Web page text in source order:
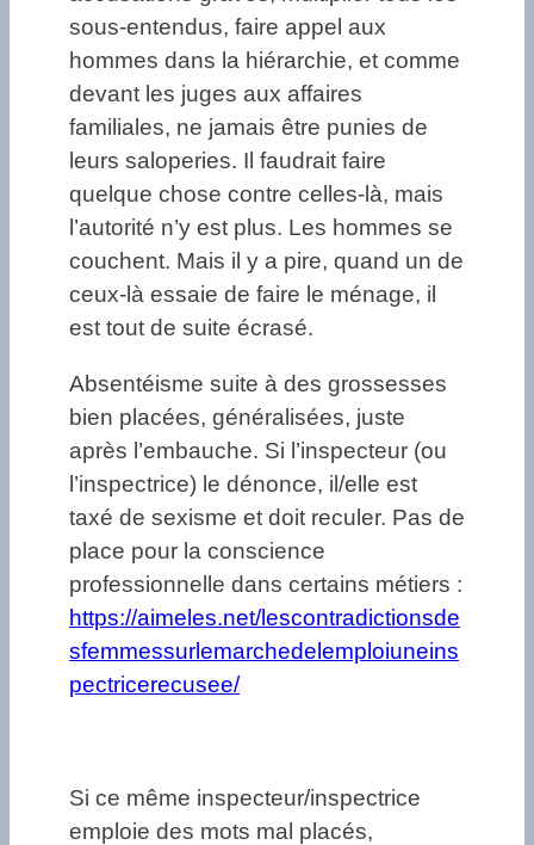
sous-entendus, faire appel aux
hommes dans la hiérarchie, et comme
devant les juges aux affaires
familiales, ne jamais être punies de
leurs saloperies. Il faudrait faire
quelque chose contre celles-là, mais
l’autorité n’y est plus. Les hommes se
couchent. Mais il y a pire, quand un de
ceux-là essaie de faire le ménage, il
est tout de suite écrasé.
Absentéisme suite à des grossesses
bien placées, généralisées, juste
après l’embauche. Si l’inspecteur (ou
l’inspectrice) le dénonce, il/elle est
taxé de sexisme et doit reculer. Pas de
place pour la conscience
professionnelle dans certains métiers :
https://aimeles.net/lescontradictionsde
sfemmessurlemarchedelemploiuneins
pectricerecusee/
Si ce même inspecteur/inspectrice
emploie des mots mal placés,